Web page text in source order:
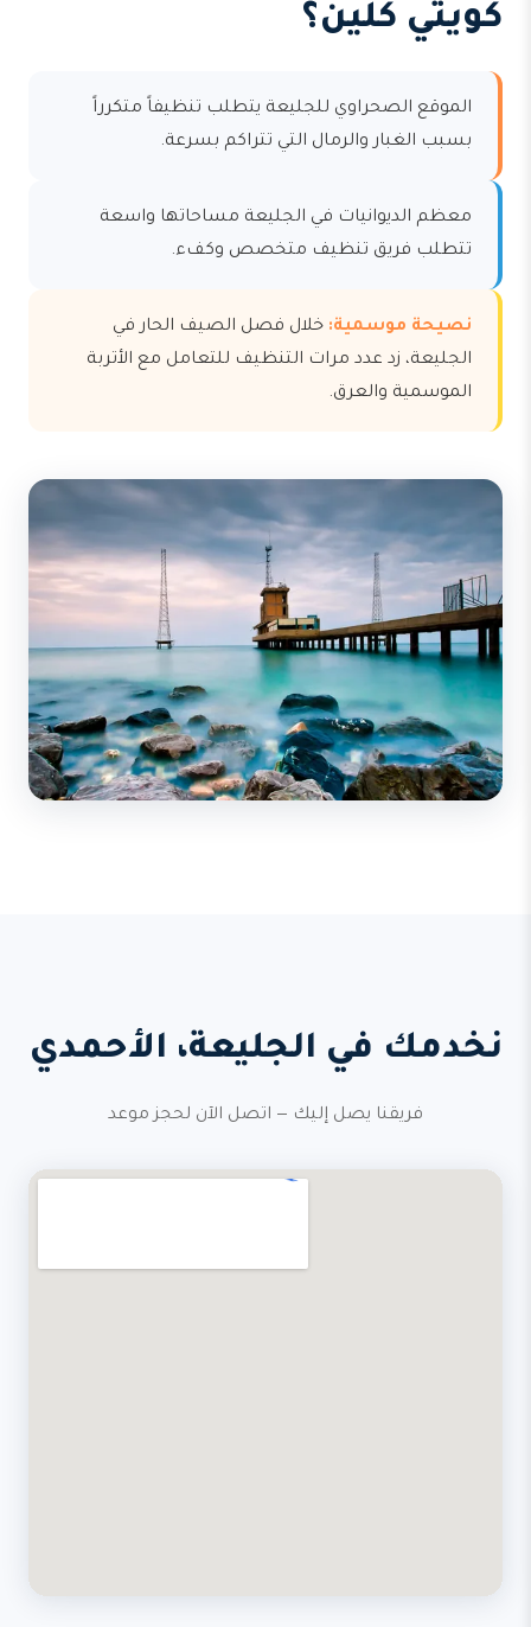
كويتي كلين؟
الموقع الصحراوي للجليعة يتطلب تنظيفاً متكرراً
بسبب الغبار والرمال التي تتراكم بسرعة.
معظم الديوانيات في الجليعة مساحاتها واسعة
تتطلب فريق تنظيف متخصص وكفء.
نصيحة موسمية: خلال فصل الصيف الحار في
الجليعة، زد عدد مرات التنظيف للتعامل مع الأتربة
الموسمية والعرق.
نخدمك في الجليعة، الأحمدي
فريقنا يصل إليك — اتصل الآن لحجز موعد